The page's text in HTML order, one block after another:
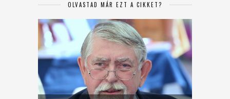
OLVASTAD MÁR EZT A CIKKET?